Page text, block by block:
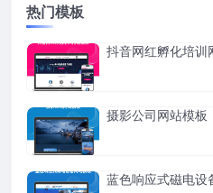
热门模板
抖音网红孵化培训
摄影公司网站模板
蓝色响应式磁电设